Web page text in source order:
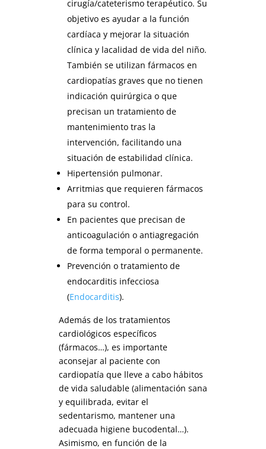
cirugía/cateterismo terapéutico. Su
objetivo es ayudar a la función
cardíaca y mejorar la situación
clínica y lacalidad de vida del niño.
También se utilizan fármacos en
cardiopatías graves que no tienen
indicación quirúrgica o que
precisan un tratamiento de
mantenimiento tras la
intervención, facilitando una
situación de estabilidad clínica.
Hipertensión pulmonar.
Arritmias que requieren fármacos
para su control.
En pacientes que precisan de
anticoagulación o antiagregación
de forma temporal o permanente.
Prevención o tratamiento de
endocarditis infecciosa
(Endocarditis).
Además de los tratamientos
cardiológicos específicos
(fármacos…), es importante
aconsejar al paciente con
cardiopatía que lleve a cabo hábitos
de vida saludable (alimentación sana
y equilibrada, evitar el
sedentarismo, mantener una
adecuada higiene bucodental…).
Asimismo, en función de la